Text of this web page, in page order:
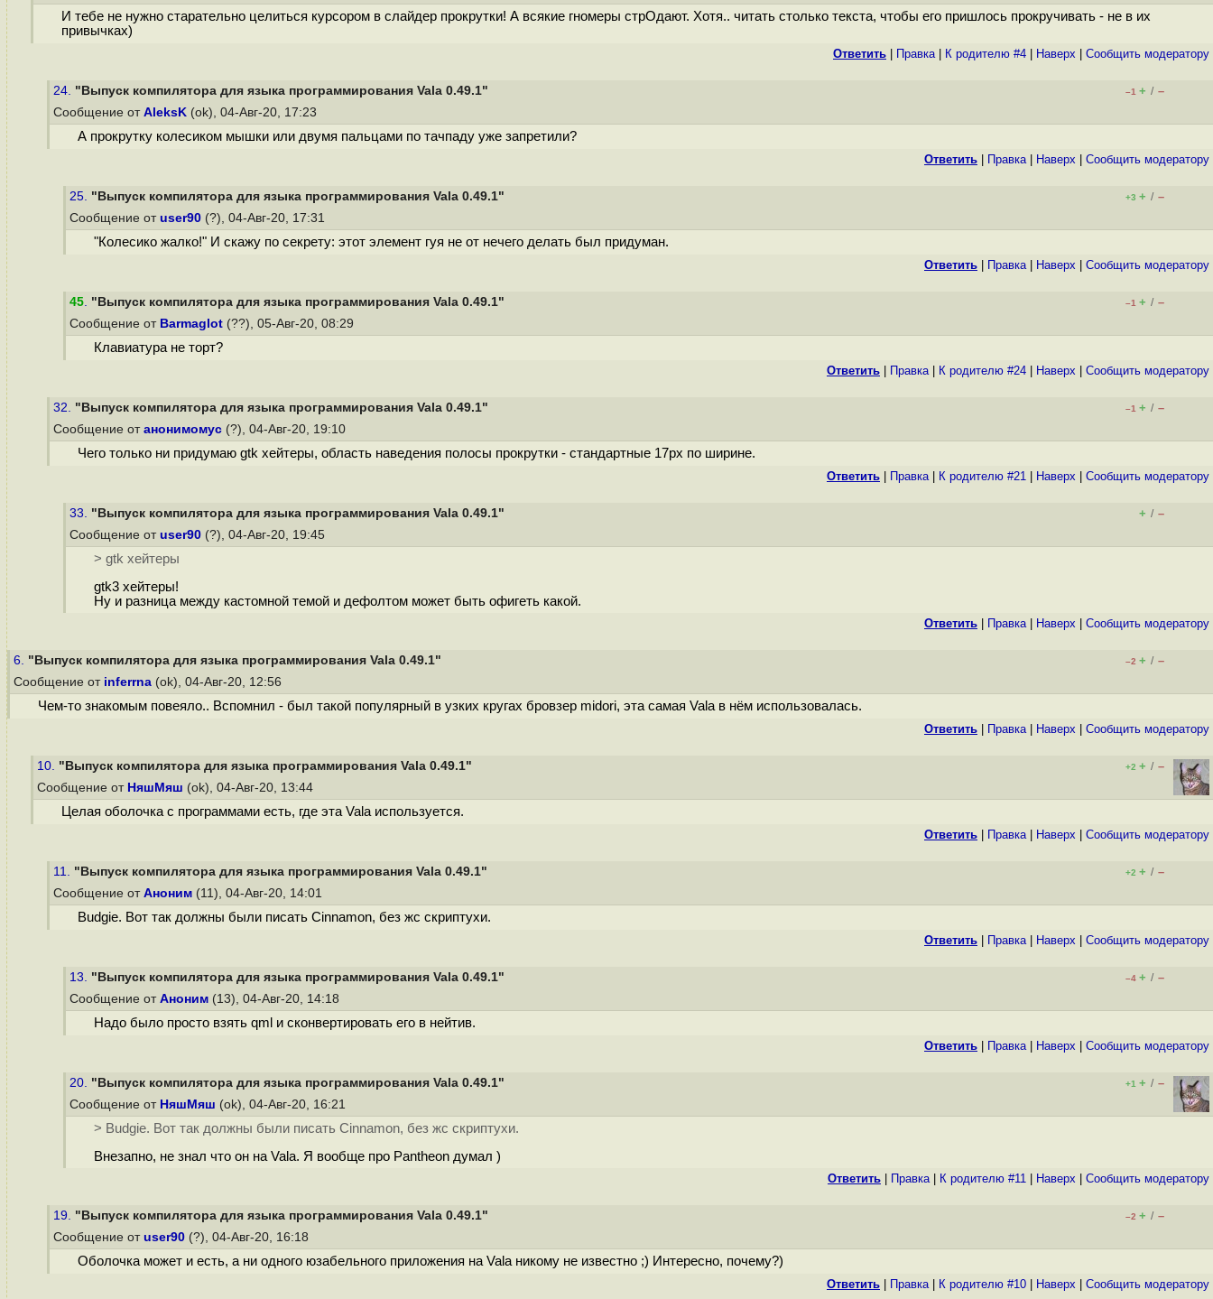
И тебе не нужно старательно целиться курсором в слайдер прокрутки! А всякие гномеры стрОдают. Хотя.. читать столько текста, чтобы его пришлось прокручивать - не в их
привычках)
Ответить Правка| К родителю #4 Наверх Cообщить модератору
24. "Выпуск компилятора для языка программирования Vala 0.49.1" –1 + / –
Сообщение от AleksK (ok), 04-Авг-20, 17:23
А прокрутку колесиком мышки или двумя пальцами по тачпаду уже запретили?
Ответить Правка| Наверх Cообщить модератору
25. "Выпуск компилятора для языка программирования Vala 0.49.1" +3 + / –
Сообщение от user90 (?), 04-Авг-20, 17:31
"Колесико жалко!" И скажу по секрету: этот элемент гуя не от нечего делать был придуман.
Ответить Правка| Наверх Cообщить модератору
45. "Выпуск компилятора для языка программирования Vala 0.49.1" –1 + / –
Сообщение от Barmaglot (??), 05-Авг-20, 08:29
Клавиатура не торт?
Ответить Правка| К родителю #24 Наверх Cообщить модератору
32. "Выпуск компилятора для языка программирования Vala 0.49.1" –1 + / –
Сообщение от анонимомус (?), 04-Авг-20, 19:10
Чего только ни придумаю gtk хейтеры, область наведения полосы прокрутки - стандартные 17px по ширине.
Ответить Правка| К родителю #21 Наверх Cообщить модератору
33. "Выпуск компилятора для языка программирования Vala 0.49.1" + / –
Сообщение от user90 (?), 04-Авг-20, 19:45
> gtk хейтеры
gtk3 хейтеры!
Ну и разница между кастомной темой и дефолтом может быть офигеть какой.
Ответить Правка| Наверх Cообщить модератору
6. "Выпуск компилятора для языка программирования Vala 0.49.1" –2 + / –
Сообщение от inferrna (ok), 04-Авг-20, 12:56
Чем-то знакомым повеяло.. Вспомнил - был такой популярный в узких кругах бровзер midori, эта самая Vala в нём использовалась.
Ответить Правка| Наверх Cообщить модератору
10. "Выпуск компилятора для языка программирования Vala 0.49.1" +2 + / –
Сообщение от НяшМяш (ok), 04-Авг-20, 13:44
Целая оболочка с программами есть, где эта Vala используется.
Ответить Правка| Наверх Cообщить модератору
11. "Выпуск компилятора для языка программирования Vala 0.49.1" +2 + / –
Сообщение от Аноним (11), 04-Авг-20, 14:01
Budgie. Вот так должны были писать Cinnamon, без жс скриптухи.
Ответить Правка| Наверх Cообщить модератору
13. "Выпуск компилятора для языка программирования Vala 0.49.1" –4 + / –
Сообщение от Аноним (13), 04-Авг-20, 14:18
Надо было просто взять qml и сконвертировать его в нейтив.
Ответить Правка| Наверх Cообщить модератору
20. "Выпуск компилятора для языка программирования Vala 0.49.1" +1 + / –
Сообщение от НяшМяш (ok), 04-Авг-20, 16:21
> Budgie. Вот так должны были писать Cinnamon, без жс скриптухи.
Внезапно, не знал что он на Vala. Я вообще про Pantheon думал )
Ответить Правка| К родителю #11 Наверх Cообщить модератору
19. "Выпуск компилятора для языка программирования Vala 0.49.1" –2 + / –
Сообщение от user90 (?), 04-Авг-20, 16:18
Оболочка может и есть, а ни одного юзабельного приложения на Vala никому не известно ;) Интересно, почему?)
Ответить Правка| К родителю #10 Наверх Cообщить модератору